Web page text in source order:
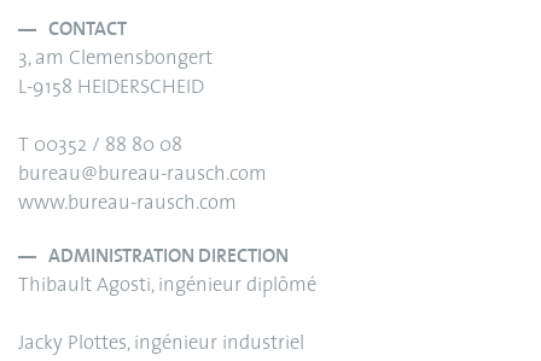
CONTACT
3, am Clemensbongert
L-9158 HEIDERSCHEID
T 00352 / 88 80 08
bureau@bureau-rausch.com
www.bureau-rausch.com
ADMINISTRATION DIRECTION
Thibault Agosti, ingénieur diplômé
Jacky Plottes, ingénieur industriel